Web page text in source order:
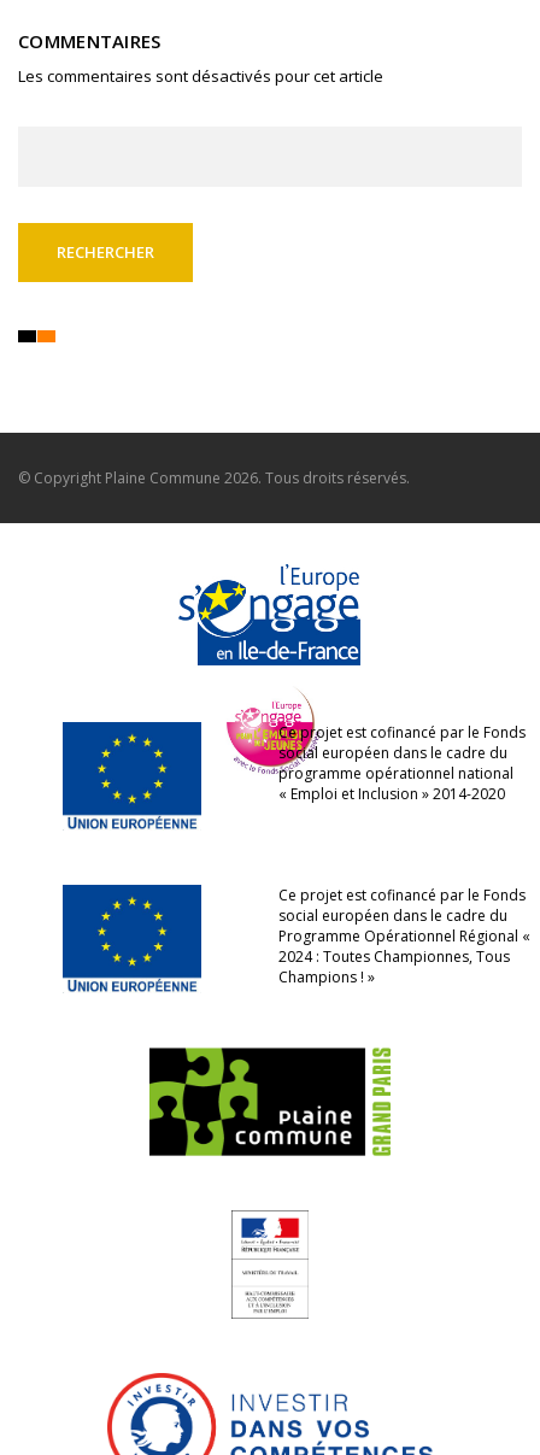
COMMENTAIRES
Les commentaires sont désactivés pour cet article
© Copyright Plaine Commune 2026. Tous droits réservés.
Ce projet est cofinancé par le Fonds
social européen dans le cadre du
programme opérationnel national
« Emploi et Inclusion » 2014-2020
Ce projet est cofinancé par le Fonds
social européen dans le cadre du
Programme Opérationnel Régional «
2024 : Toutes Championnes, Tous
Champions ! »